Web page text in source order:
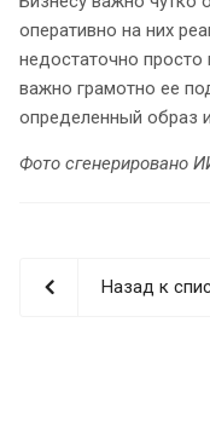
оперативно на них
недостаточно
важно грамотно ее
определенный образ
Фото сгенерировано
Назад к